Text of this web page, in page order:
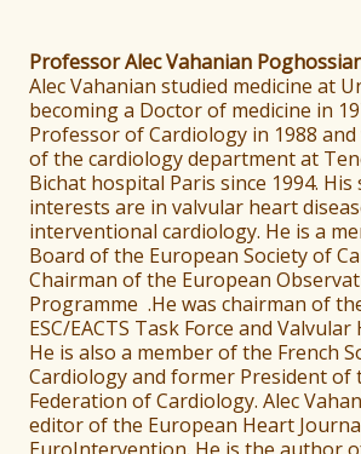
Professor Alec Vahanian
Alec Vahanian studied medicine at
becoming a Doctor of medicine in
Professor of Cardiology in 1988 and
of the cardiology department at
Bichat hospital Paris since 1994. His
interests are in valvular heart
interventional cardiology. He is a
Board of the European Society of
Chairman of the European
Programme .He was chairman of
ESC/EACTS Task Force and
He is also a member of the French
Cardiology and former President of
Federation of Cardiology. Alec
editor of the European Heart